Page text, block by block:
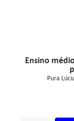
Ensino
Pura